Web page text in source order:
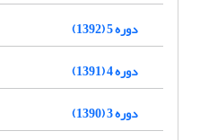
دوره 5 (1392)
دوره 4 (1391)
دوره 3 (1390)